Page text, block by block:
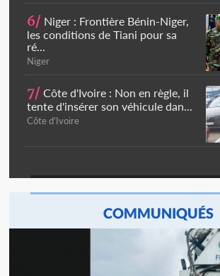
6/ Niger : Frontière Bénin-Niger,
les conditions de Tiani pour sa
ré...
Niger
7/ Côte d'Ivoire : Non en règle, il
tente d'insérer son véhicule dan...
Côte d'Ivoire
COMMUNIQUÉS